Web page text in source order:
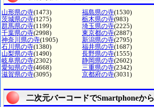
山形県の寺(1473) 福島県の寺(1530)
茨城県の寺(1275) 栃木県の寺(983)
群馬県の寺(1199) 埼玉県の寺(2225)
千葉県の寺(2998) 東京都の寺(2887)
神奈川県の寺(1905) 新潟県の寺(2795)
石川県の寺(1380) 福井県の寺(1687)
山梨県の寺(1490) 長野県の寺(1555)
岐阜県の寺(2302) 静岡県の寺(2602)
愛知県の寺(4668) 三重県の寺(2342)
滋賀県の寺(3095) 京都府の寺(3031)
二次元バーコードでSmartphoneから